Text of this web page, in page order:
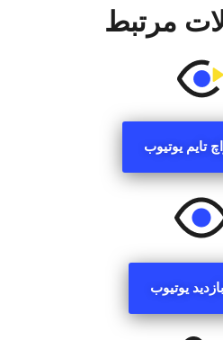
مرتبط
تایم یوتیوب
یوتیوب